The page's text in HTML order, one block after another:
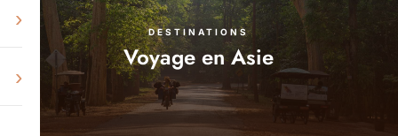
›
›
DESTINATIONS
Voyage en Asie